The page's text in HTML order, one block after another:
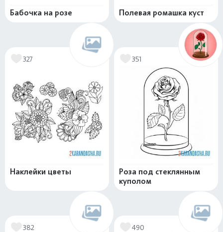
Бабочка на розе Полевая ромашка куст
327
Наклейки цветы
351
Роза под стеклянным
куполом
382 490